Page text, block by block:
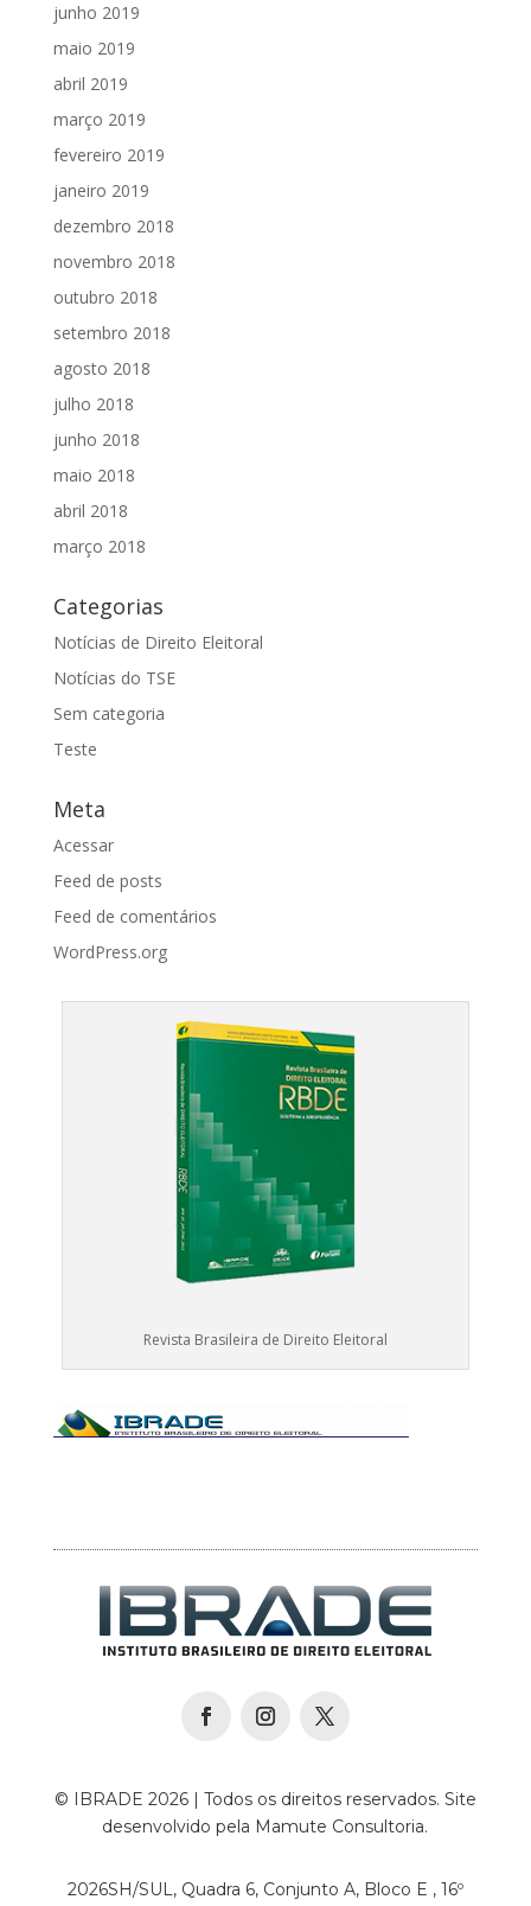
junho 2019
maio 2019
abril 2019
março 2019
fevereiro 2019
janeiro 2019
dezembro 2018
novembro 2018
outubro 2018
setembro 2018
agosto 2018
julho 2018
junho 2018
maio 2018
abril 2018
março 2018
Categorias
Notícias de Direito Eleitoral
Notícias do TSE
Sem categoria
Teste
Meta
Acessar
Feed de posts
Feed de comentários
WordPress.org
Revista Brasileira de Direito Eleitoral
© IBRADE 2026 | Todos os direitos reservados. Site
desenvolvido pela Mamute Consultoria.
2026SH/SUL, Quadra 6, Conjunto A, Bloco E , 16º